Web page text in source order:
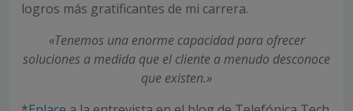
logros más gratificantes de mi carrera.
«Tenemos una enorme capacidad para ofrecer
soluciones a medida que el cliente a menudo desconoce
que existen.»